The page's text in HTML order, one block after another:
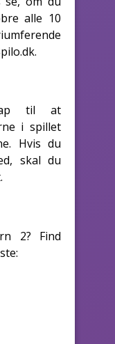
alle 10
til at
i spillet
Hvis du
skal du
2? Find